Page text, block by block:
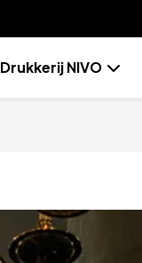
Drukkerij NIVO